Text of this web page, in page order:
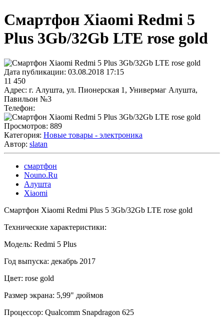
Смартфон Xiaomi Redmi 5
Plus 3Gb/32Gb LTE rose gold
Дата публикации: 03.08.2018 17:15
11 450
Адрес: г. Алушта, ул. Пионерская 1, Универмаг Алушта,
Павильон №3
Телефон:
Просмотров: 889
Категория: Новые товары - электроника
Автор: slatan
смартфон
Nouno.Ru
Алушта
Xiaomi
Смартфон Xiaomi Redmi Plus 5 3Gb/32Gb LTE rose gold
Технические характеристики:
Модель: Redmi 5 Plus
Год выпуска: декабрь 2017
Цвет: rose gold
Размер экрана: 5,99" дюймов
Процессор: Qualcomm Snapdragon 625